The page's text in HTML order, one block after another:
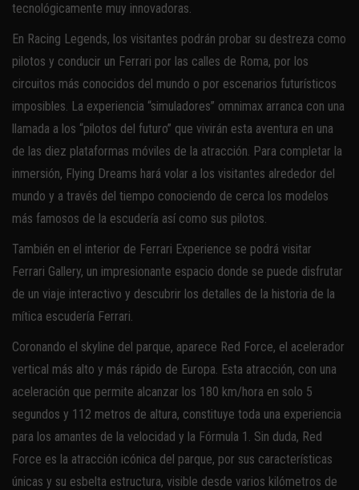
tecnológicamente muy innovadoras.
En Racing Legends, los visitantes podrán probar su destreza como
pilotos y conducir un Ferrari por las calles de Roma, por los
circuitos más conocidos del mundo o por escenarios futurísticos
imposibles. La experiencia “simuladores” omnimax arranca con una
llamada a los “pilotos del futuro” que vivirán esta aventura en una
de las diez plataformas móviles de la atracción. Para completar la
inmersión, Flying Dreams hará volar a los visitantes alrededor del
mundo y a través del tiempo conociendo de cerca los modelos
más famosos de la escudería así como sus pilotos.
También en el interior de Ferrari Experience se podrá visitar
Ferrari Gallery, un impresionante espacio donde se puede disfrutar
de un viaje interactivo y descubrir los detalles de la historia de la
mítica escudería Ferrari.
Coronando el skyline del parque, aparece Red Force, el acelerador
vertical más alto y más rápido de Europa. Esta atracción, con una
aceleración que permite alcanzar los 180 km/hora en solo 5
segundos y 112 metros de altura, constituye toda una experiencia
para los amantes de la velocidad y la Fórmula 1. Sin duda, Red
Force es la atracción icónica del parque, por sus características
únicas y su esbelta estructura, visible desde varios kilómetros de